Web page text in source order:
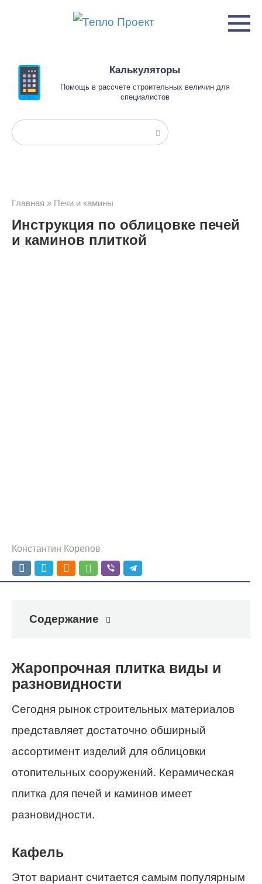
Калькуляторы
Помощь в рассчете строительных величин для
специалистов
Поиск:
Главная » Печи и камины
Инструкция по облицовке печей
и каминов плиткой
Константин Корепов
Содержание
Жаропрочная плитка виды и
разновидности
Сегодня рынок строительных материалов
представляет достаточно обширный
ассортимент изделий для облицовки
отопительных сооружений. Керамическая
плитка для печей и каминов имеет
разновидности.
Кафель
Этот вариант считается самым популярным